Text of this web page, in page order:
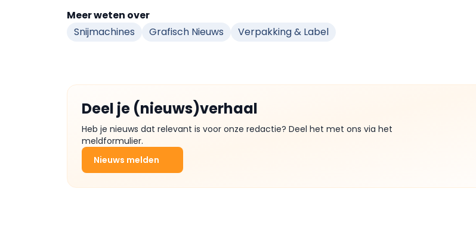
Meer weten over
Snijmachines
Grafisch Nieuws Verpakking & Label
Deel je (nieuws)verhaal
Heb je nieuws dat relevant is voor onze redactie? Deel het met ons via het
meldformulier.
Nieuws melden